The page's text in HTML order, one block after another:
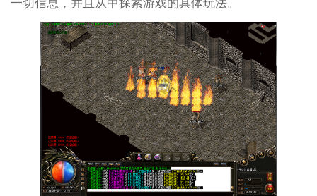
一切信息，并且从中探索游戏的具体玩法。